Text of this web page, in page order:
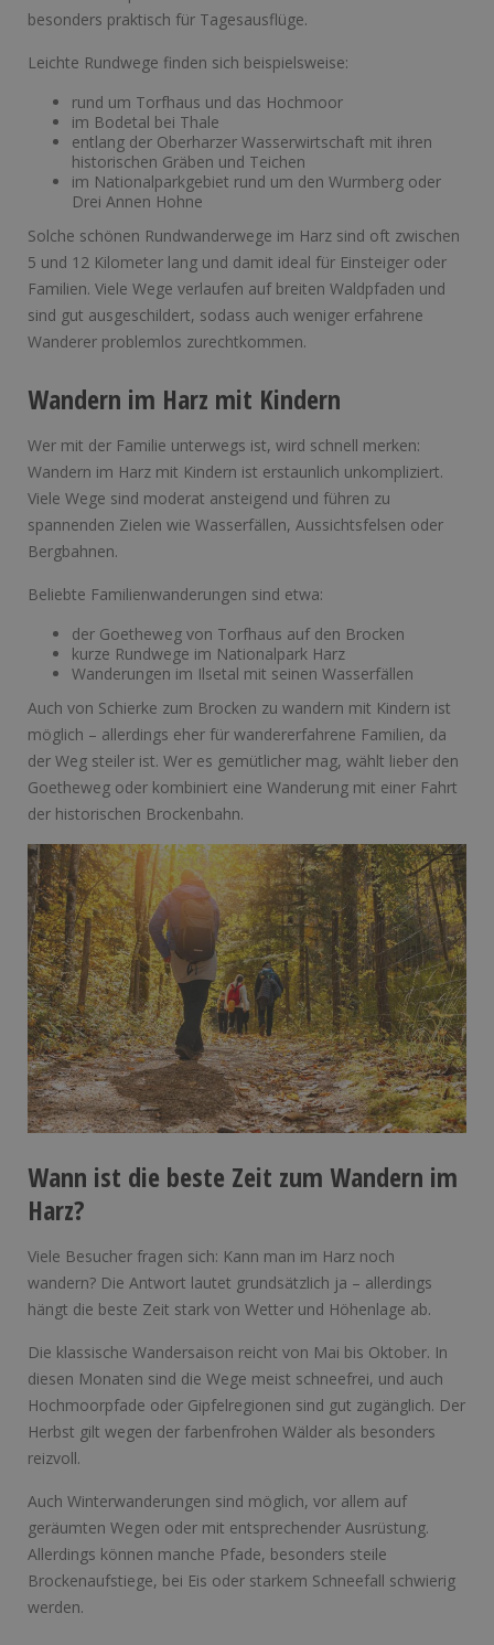
besonders praktisch für Tagesausflüge.
Leichte Rundwege finden sich beispielsweise:
rund um Torfhaus und das Hochmoor
im Bodetal bei Thale
entlang der Oberharzer Wasserwirtschaft mit ihren
historischen Gräben und Teichen
im Nationalparkgebiet rund um den Wurmberg oder
Drei Annen Hohne
Solche schönen Rundwanderwege im Harz sind oft zwischen
5 und 12 Kilometer lang und damit ideal für Einsteiger oder
Familien. Viele Wege verlaufen auf breiten Waldpfaden und
sind gut ausgeschildert, sodass auch weniger erfahrene
Wanderer problemlos zurechtkommen.
Wandern im Harz mit Kindern
Wer mit der Familie unterwegs ist, wird schnell merken:
Wandern im Harz mit Kindern ist erstaunlich unkompliziert.
Viele Wege sind moderat ansteigend und führen zu
spannenden Zielen wie Wasserfällen, Aussichtsfelsen oder
Bergbahnen.
Beliebte Familienwanderungen sind etwa:
der Goetheweg von Torfhaus auf den Brocken
kurze Rundwege im Nationalpark Harz
Wanderungen im Ilsetal mit seinen Wasserfällen
Auch von Schierke zum Brocken zu wandern mit Kindern ist
möglich – allerdings eher für wandererfahrene Familien, da
der Weg steiler ist. Wer es gemütlicher mag, wählt lieber den
Goetheweg oder kombiniert eine Wanderung mit einer Fahrt
der historischen Brockenbahn.
Wann ist die beste Zeit zum Wandern im
Harz?
Viele Besucher fragen sich: Kann man im Harz noch
wandern? Die Antwort lautet grundsätzlich ja – allerdings
hängt die beste Zeit stark von Wetter und Höhenlage ab.
Die klassische Wandersaison reicht von Mai bis Oktober. In
diesen Monaten sind die Wege meist schneefrei, und auch
Hochmoorpfade oder Gipfelregionen sind gut zugänglich. Der
Herbst gilt wegen der farbenfrohen Wälder als besonders
reizvoll.
Auch Winterwanderungen sind möglich, vor allem auf
geräumten Wegen oder mit entsprechender Ausrüstung.
Allerdings können manche Pfade, besonders steile
Brockenaufstiege, bei Eis oder starkem Schneefall schwierig
werden.